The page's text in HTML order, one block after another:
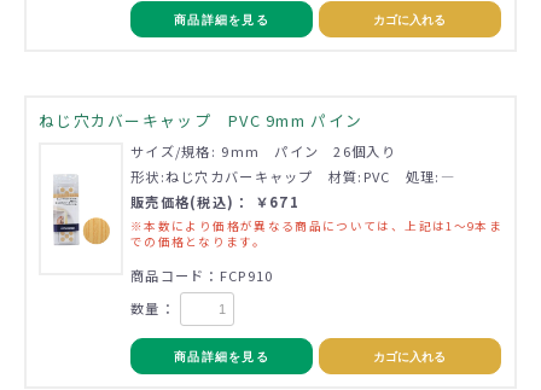
商品詳細を見る カゴに入れる
ねじ穴カバーキャップ PVC 9mm パイン
サイズ/規格: 9mm パイン 26個入り
形状:ねじ穴カバーキャップ 材質:PVC 処理:―
販売価格(税込)： ￥671
※本数により価格が異なる商品については、上記は1～9本ま
での価格となります。
商品コード：FCP910
数量：
商品詳細を見る カゴに入れる